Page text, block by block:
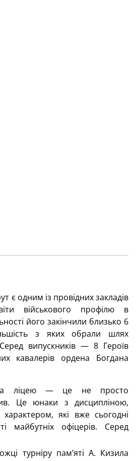
є одним із провідних закладів
військового профілю в
його закінчили близько 6
з яких обрали шлях
випускників — 8 Героїв
кавалерів ордена Богдана
ліцею — це не просто
Це юнаки з дисципліною,
які вже сьогодні
майбутніх офіцерів. Серед
турніру пам’яті А. Кизила